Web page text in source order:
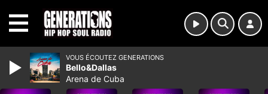
VOUS ÉCOUTEZ GENERATIONS
Bello&Dallas
Arena de Cuba